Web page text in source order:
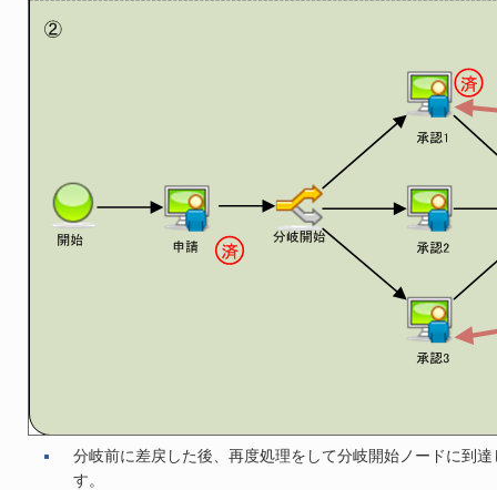
分岐前に差戻した後、再度処理をして分岐開始ノードに到
す。